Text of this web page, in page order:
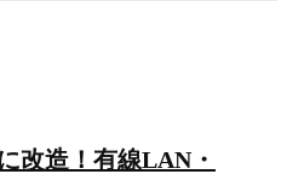
改造！有線LAN・